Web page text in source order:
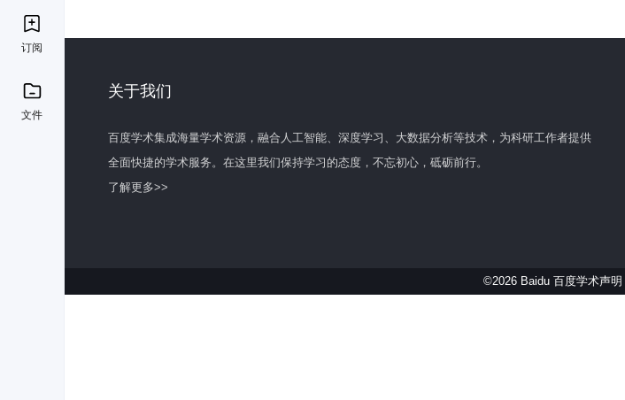
订阅
文件
关于我们
百度学术集成海量学术资源，融合人工智能、深度学习、大数据分析等技术，为科研工作者提供
全面快捷的学术服务。在这里我们保持学习的态度，不忘初心，砥砺前行。
了解更多>>
©2026 Baidu 百度学术声明